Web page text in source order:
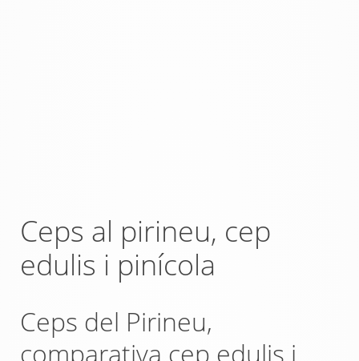
Ceps al pirineu, cep
edulis i pinícola
Ceps del Pirineu,
comparativa cep edulis i